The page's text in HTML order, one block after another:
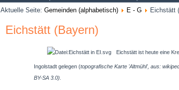
Aktuelle Seite: Gemeinden (alphabetisch) E - G Eichstätt
Eichstätt (Bayern)
Eichstätt ist heute eine
Ingolstadt gelegen (topografische Karte 'Altmühl', aus:
BY-SA 3.0).